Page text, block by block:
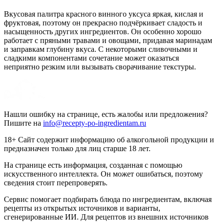
Вкусовая палитра красного винного уксуса яркая, кислая и
фруктовая, поэтому он прекрасно подчёркивает сладость и
насыщенность других ингредиентов. Он особенно хорошо
работает с пряными травами и овощами, придавая маринадам
и заправкам глубину вкуса. С некоторыми сливочными и
сладкими компонентами сочетание может оказаться
неприятно резким или вызывать сворачивание текстуры.
Нашли ошибку на странице, есть жалобы или предложения?
Пишите на info@recepty-po-ingredientam.ru
18+ Сайт содержит информацию об алкогольной продукции и
предназначен только для лиц старше 18 лет.
На странице есть информация, созданная с помощью
искусственного интеллекта. Он может ошибаться, поэтому
сведения стоит перепроверять.
Сервис помогает подбирать блюда по ингредиентам, включая
рецепты из открытых источников и варианты,
сгенерированные ИИ. Для рецептов из внешних источников